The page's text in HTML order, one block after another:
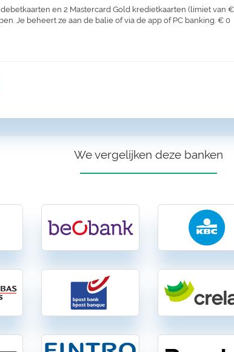
en 2 Mastercard Gold kredietkaarten (limiet van €
Je beheert ze aan de balie of via de app of PC banking. € 0
We vergelijken deze banken